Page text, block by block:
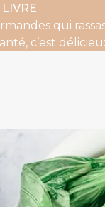
qui
c’est